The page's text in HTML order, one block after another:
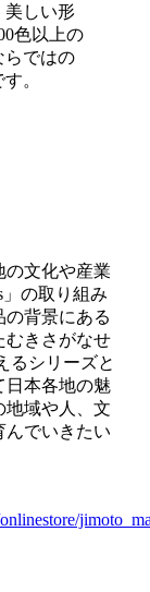
美しい形
色以上の
らではの
。
の文化や産業
」の取り組み
の背景にある
むきさがなせ
るシリーズと
日本各地の魅
地域や人、文
んでいきたい